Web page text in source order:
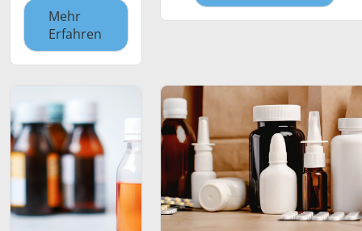
Mehr
Erfahren